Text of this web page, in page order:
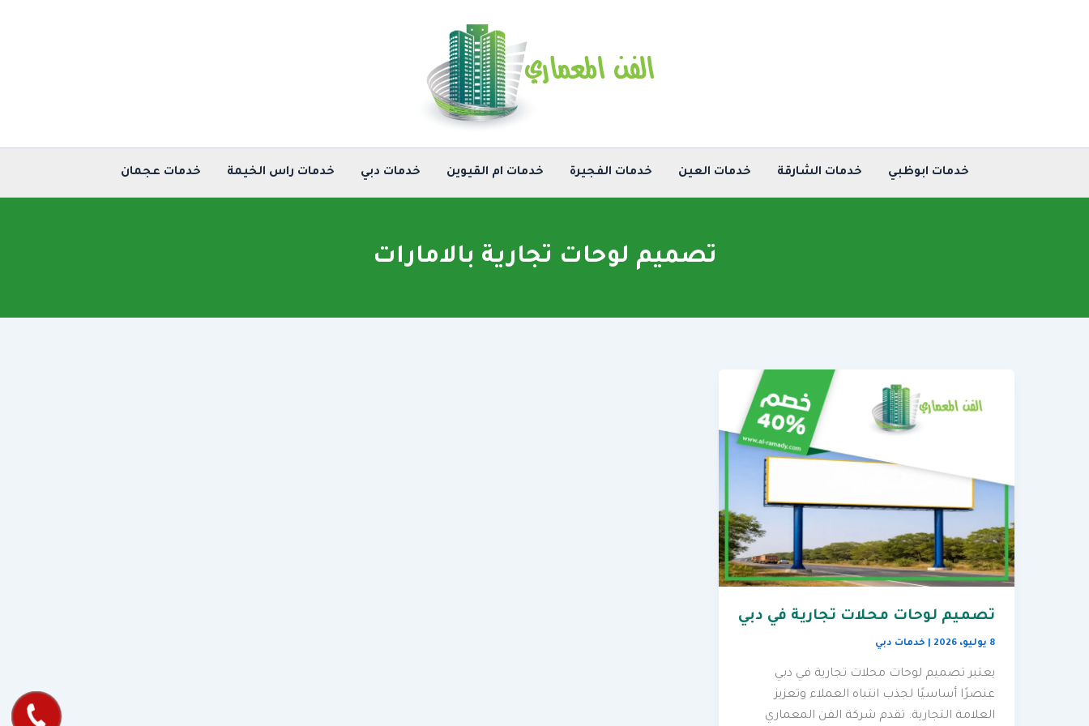
خدمات ابوظبي خدمات الشارقة خدمات العين خدمات الفجيرة خدمات ام القيوين خدمات دبي خدمات راس الخيمة خدمات عجمان
تصميم لوحات تجارية بالامارات
تصميم لوحات محلات تجارية في دبي
8 يوليو، 2026 خدمات دبي
يعتبر تصميم لوحات محلات تجارية في دبي
عنصرًا أساسيًا لجذب انتباه العملاء وتعزيز
العلامة التجارية. تقدم شركة الفن المعماري